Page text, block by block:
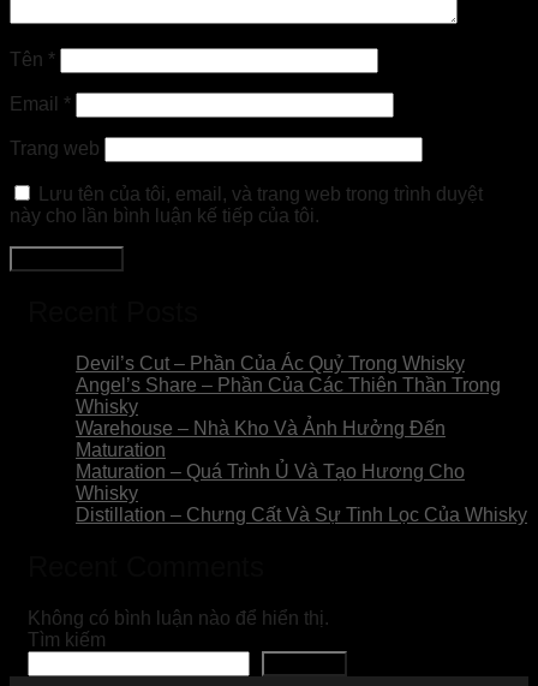
Tên *
Email *
Trang web
Lưu tên của tôi, email, và trang web trong trình duyệt
này cho lần bình luận kế tiếp của tôi.
Devil’s Cut – Phần Của Ác Quỷ Trong Whisky
Angel’s Share – Phần Của Các Thiên Thần Trong
Whisky
Warehouse – Nhà Kho Và Ảnh Hưởng Đến
Maturation
Maturation – Quá Trình Ủ Và Tạo Hương Cho
Whisky
Distillation – Chưng Cất Và Sự Tinh Lọc Của Whisky
Không có bình luận nào để hiển thị.
Tìm kiếm